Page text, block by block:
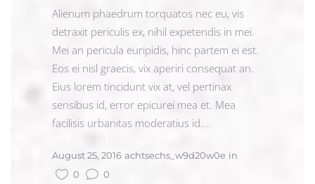
Alienum phaedrum torquatos nec eu, vis
detraxit periculis ex, nihil expetendis in mei.
Mei an pericula euripidis, hinc partem ei est.
Eos ei nisl graecis, vix aperiri consequat an.
Eius lorem tincidunt vix at, vel pertinax
sensibus id, error epicurei mea et. Mea
facilisis urbanitas moderatius id....
August 25, 2016 achtsechs_w9d20w0e in
0
0